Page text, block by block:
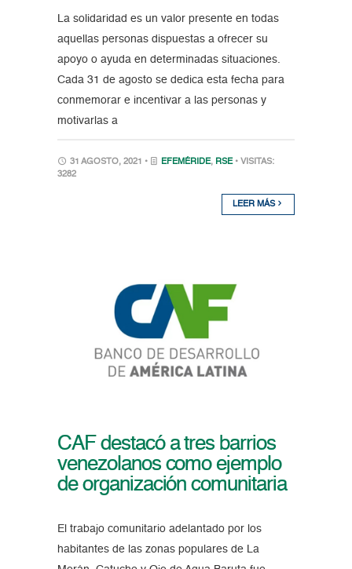
La solidaridad es un valor presente en todas
aquellas personas dispuestas a ofrecer su
apoyo o ayuda en determinadas situaciones.
Cada 31 de agosto se dedica esta fecha para
conmemorar e incentivar a las personas y
motivarlas a
31 AGOSTO, 2021 • EFEMÉRIDE, RSE • VISITAS:
3282
LEER MÁS
CAF destacó a tres barrios
venezolanos como ejemplo
de organización comunitaria
El trabajo comunitario adelantado por los
habitantes de las zonas populares de La